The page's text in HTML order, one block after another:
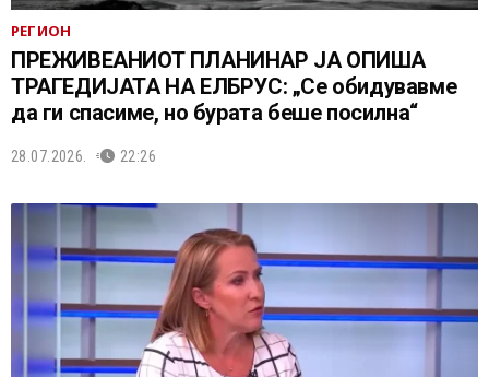
РЕГИОН
ПРЕЖИВЕАНИОТ ПЛАНИНАР ЈА ОПИША
ТРАГЕДИЈАТА НА ЕЛБРУС: „Се обидувавме
да ги спасиме, но бурата беше посилна“
28.07.2026. 22:26